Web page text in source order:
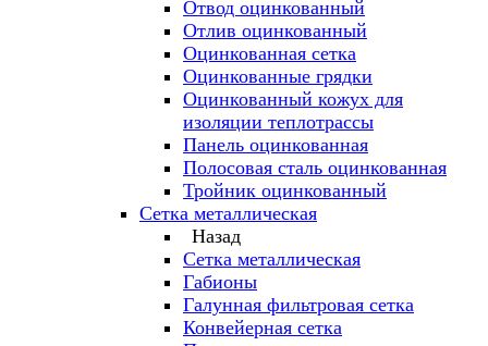
Отвод оцинкованный
Отлив оцинкованный
Оцинкованная сетка
Оцинкованные грядки
Оцинкованный кожух для
изоляции теплотрассы
Панель оцинкованная
Полосовая сталь оцинкованная
Тройник оцинкованный
Сетка металлическая
Назад
Сетка металлическая
Габионы
Галунная фильтровая сетка
Конвейерная сетка